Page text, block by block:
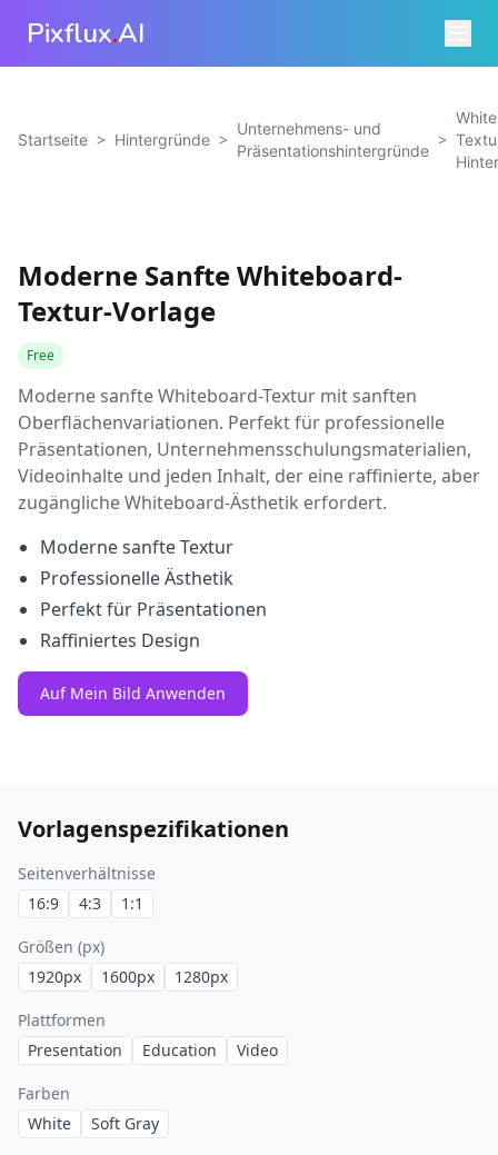
Pixflux.AI
Startseite > Hintergründe >
Unternehmens- und
Präsentationshintergründe
>
Moderne Sanfte Whiteboard-
Textur-Vorlage
Free
Moderne sanfte Whiteboard-Textur mit sanften
Oberflächenvariationen. Perfekt für professionelle
Präsentationen, Unternehmensschulungsmaterialien,
Videoinhalte und jeden Inhalt, der eine raffinierte, aber
zugängliche Whiteboard-Ästhetik erfordert.
Moderne sanfte Textur
Professionelle Ästhetik
Perfekt für Präsentationen
Raffiniertes Design
Auf Mein Bild Anwenden
Vorlagenspezifikationen
Seitenverhältnisse
16:9
4:3 1:1
Größen (px)
1920px 1600px 1280px
Plattformen
Presentation
Education Video
Farben
White
Soft Gray